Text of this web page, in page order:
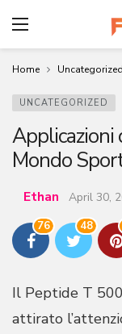
Home Uncategorized
UNCATEGORIZED
Applicazioni
Mondo
Ethan April 30,
76 48
Il Peptide T
attirato